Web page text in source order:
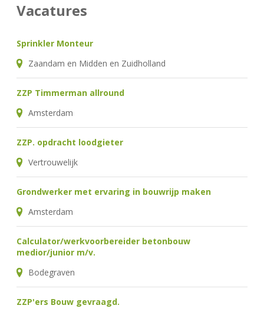
Vacatures
Sprinkler Monteur
Zaandam en Midden en Zuidholland
ZZP Timmerman allround
Amsterdam
ZZP. opdracht loodgieter
Vertrouwelijk
Grondwerker met ervaring in bouwrijp maken
Amsterdam
Calculator/werkvoorbereider betonbouw
medior/junior m/v.
Bodegraven
ZZP'ers Bouw gevraagd.